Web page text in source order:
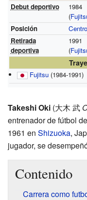
Debut deportivo
1984
(
Posición
Retirada
deportiva
1991
(
Fujitsu (1984-1991)
Takeshi Oki (大木 武
entrenador de fútbol de
1961 en Shizuoka,
jugador, se
Contenido
Carrera como